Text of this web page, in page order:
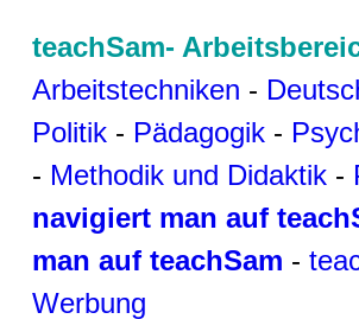
teachSam-
Arbeitstechniken -
Politik - Pädagogik -
- Methodik und Didaktik -
navigiert man auf
man auf teachSam -
Werbung